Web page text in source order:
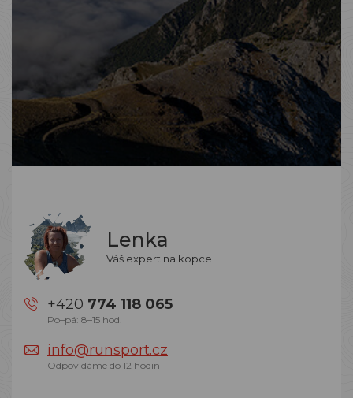
Lenka
Váš expert na kopce
+420 774 118 065
Po–pá: 8–15 hod.
info@runsport.cz
Odpovídáme do 12 hodin